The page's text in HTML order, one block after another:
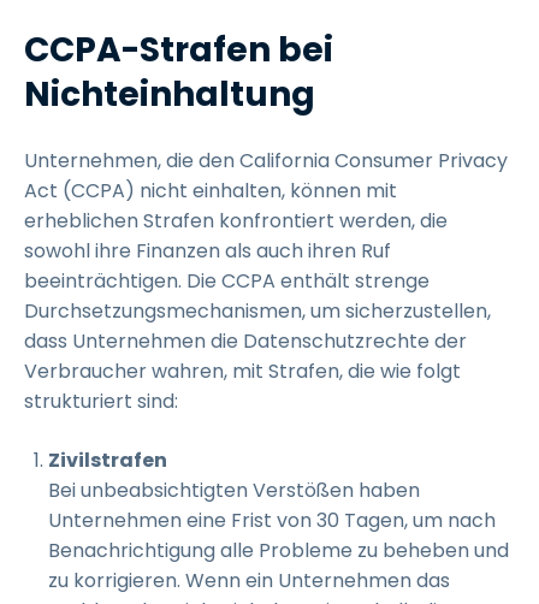
CCPA-Strafen bei
Nichteinhaltung
Unternehmen, die den California Consumer Privacy
Act (CCPA) nicht einhalten, können mit
erheblichen Strafen konfrontiert werden, die
sowohl ihre Finanzen als auch ihren Ruf
beeinträchtigen. Die CCPA enthält strenge
Durchsetzungsmechanismen, um sicherzustellen,
dass Unternehmen die Datenschutzrechte der
Verbraucher wahren, mit Strafen, die wie folgt
strukturiert sind:
Zivilstrafen
Bei unbeabsichtigten Verstößen haben
Unternehmen eine Frist von 30 Tagen, um nach
Benachrichtigung alle Probleme zu beheben und
zu korrigieren. Wenn ein Unternehmen das